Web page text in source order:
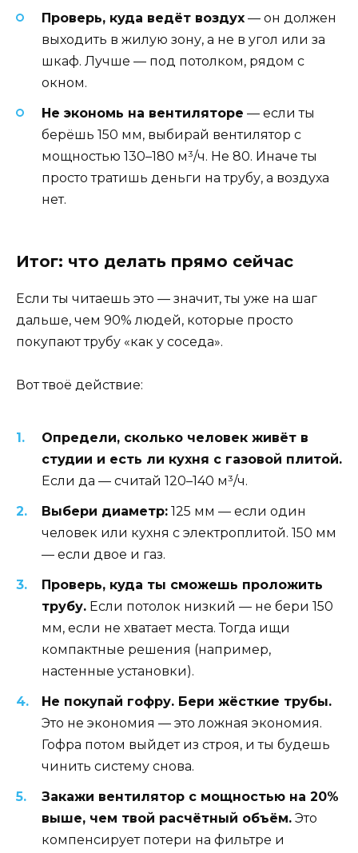
Проверь, куда ведёт воздух — он должен
выходить в жилую зону, а не в угол или за
шкаф. Лучше — под потолком, рядом с
окном.
Не экономь на вентиляторе — если ты
берёшь 150 мм, выбирай вентилятор с
мощностью 130–180 м³/ч. Не 80. Иначе ты
просто тратишь деньги на трубу, а воздуха
нет.
Итог: что делать прямо сейчас
Если ты читаешь это — значит, ты уже на шаг
дальше, чем 90% людей, которые просто
покупают трубу «как у соседа».
Вот твоё действие:
Определи, сколько человек живёт в
студии и есть ли кухня с газовой плитой.
Если да — считай 120–140 м³/ч.
Выбери диаметр: 125 мм — если один
человек или кухня с электроплитой. 150 мм
— если двое и газ.
Проверь, куда ты сможешь проложить
трубу. Если потолок низкий — не бери 150
мм, если не хватает места. Тогда ищи
компактные решения (например,
настенные установки).
Не покупай гофру. Бери жёсткие трубы.
Это не экономия — это ложная экономия.
Гофра потом выйдет из строя, и ты будешь
чинить систему снова.
Закажи вентилятор с мощностью на 20%
выше, чем твой расчётный объём. Это
компенсирует потери на фильтре и